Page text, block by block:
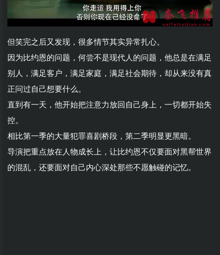
但笑完之后又发现，很多情节其实异常扎心。
因为比约恩的问题，何尝不是现代人的问题，他总是在满足
别人，满足客户，满足家庭，满足社会期待，却从来没有真
正问过自己想要什么。
直到有一天，他开始把注意力放回自己身上，一切都开始失
控。
相比第一季的大量犯罪喜剧桥段，第二季明显更黑暗。
导演把重点放在人物成长上，让比约恩不仅要面对黑帮世界
的混乱，还要面对自己内心深处那些不愿触碰的记忆。